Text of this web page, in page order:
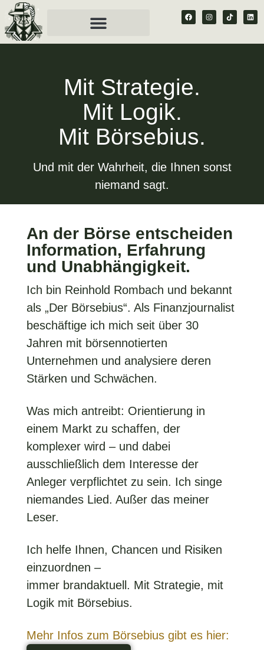
Mit Strategie.
Mit Logik.
Mit Börsebius.
Und mit der Wahrheit, die Ihnen sonst
niemand sagt.
An der Börse entscheiden
Information, Erfahrung
und Unabhängigkeit.
Ich bin Reinhold Rombach und bekannt
als „Der Börsebius“. Als Finanzjournalist
beschäftige ich mich seit über 30
Jahren mit börsennotierten
Unternehmen und analysiere deren
Stärken und Schwächen.
Was mich antreibt: Orientierung in
einem Markt zu schaffen, der
komplexer wird – und dabei
ausschließlich dem Interesse der
Anleger verpflichtet zu sein. Ich singe
niemandes Lied. Außer das meiner
Leser.
Ich helfe Ihnen, Chancen und Risiken
einzuordnen –
immer brandaktuell. Mit Strategie, mit
Logik mit Börsebius.
Mehr Infos zum Börsebius gibt es hier: